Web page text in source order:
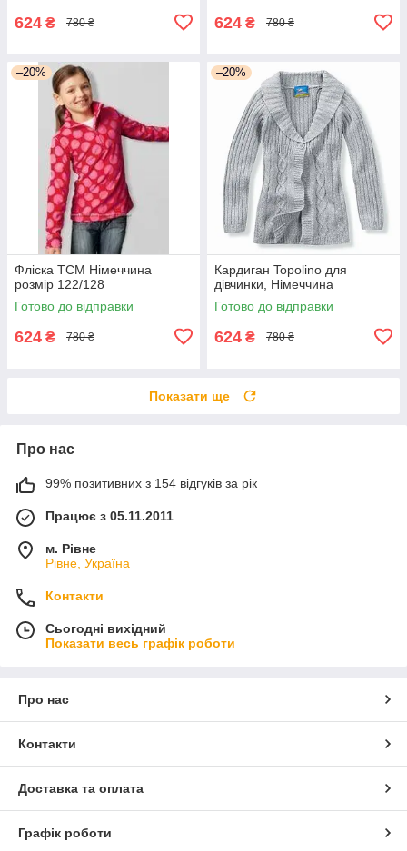
624 ₴ 780 ₴ 624 ₴ 780 ₴
–20%
Фліска TCM Німеччина
розмір 122/128
Готово до відправки
624 ₴ 780 ₴
–20%
Кардиган Topolino для
дівчинки, Німеччина
Готово до відправки
624 ₴ 780 ₴
Показати ще
Про нас
99% позитивних з 154 відгуків за рік
Працює з 05.11.2011
м. Рівне
Рівне, Україна
Контакти
Сьогодні вихідний
Показати весь графік роботи
Про нас
Контакти
Доставка та оплата
Графік роботи